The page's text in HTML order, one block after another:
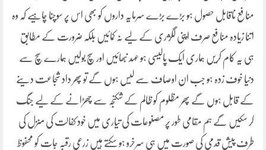
منافع ناقابل حصول ہو بڑے بڑے سرمایہ داروں کو بھی اس پر سوچنا چاہیے کہ وہ
اتنا زیادہ منافع صرف اپنی لگژری کے لیے نہ کمائیں بلکہ ضرورت کے مطابق
ہی یہ کام کریں ہماری ایک پالیسی ہو عہد نبھائیں اور سچ بولیں ہمارے سچ سے
دنیا خوف زدہ ہو جب ان اوصاف سے لیس ہوں گے تو پھر داد شجاعت دینے
کے قابل ہوں گے پھر مظلوم کو ظالم کے شکنجہ سے چھڑانے کے لیے جنگ
کر سکیں گے ہم مقامی طور پر مصنوعات کی تیاری میں خود کفالت کی منزل کی
طرف پیش قدمی کی صورت میں ہی سرخرو ہو سکتے ہیں زرعی رقبہ جات کو محفوظ